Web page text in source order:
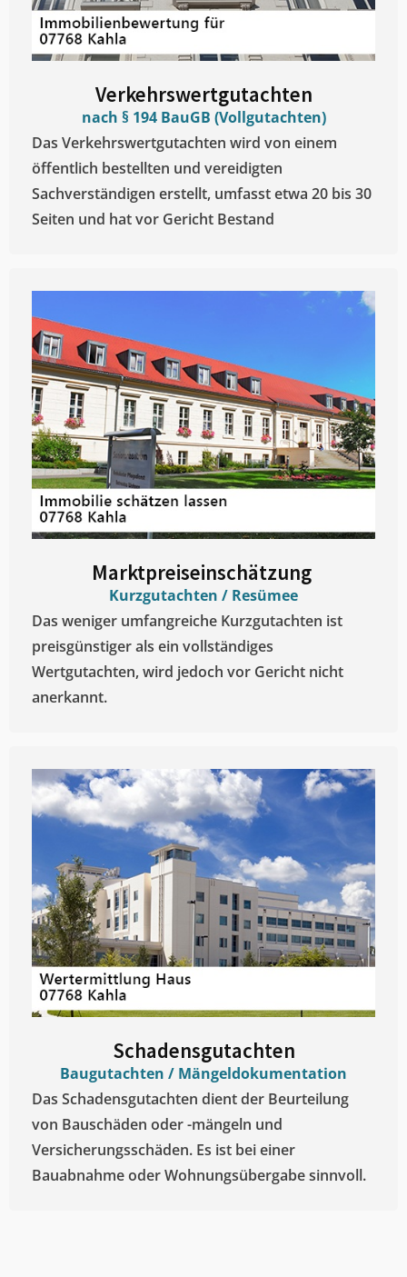
Verkehrswertgutachten
nach § 194 BauGB (Vollgutachten)
Das Verkehrswertgutachten wird von einem
öffentlich bestellten und vereidigten
Sachverständigen erstellt, umfasst etwa 20 bis 30
Seiten und hat vor Gericht Bestand
Marktpreiseinschätzung ​
Kurzgutachten / Resümee
Das weniger umfangreiche Kurzgutachten ist
preisgünstiger als ein vollständiges
Wertgutachten, wird jedoch vor Gericht nicht
anerkannt.
Schadensgutachten
Baugutachten / Mängeldokumentation
Das Schadensgutachten dient der Beurteilung
von Bauschäden oder -mängeln und
Versicherungsschäden. Es ist bei einer
Bauabnahme oder Wohnungsübergabe sinnvoll.